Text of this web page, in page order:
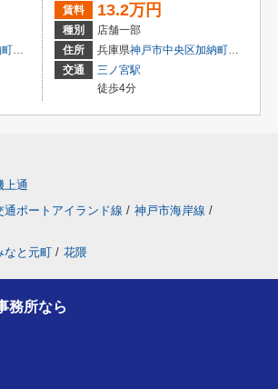
４丁目7-8
賃料 13.2万円
種別
店舗一部
住所
兵庫県神戸市中央区加納町４丁目9-29
交通
三ノ宮駅
徒歩4分
上通
通ポートアイランド線 / 神戸市海岸線 /
なと元町 / 花隈
務所なら